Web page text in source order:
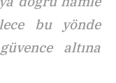
bu yönde
altına